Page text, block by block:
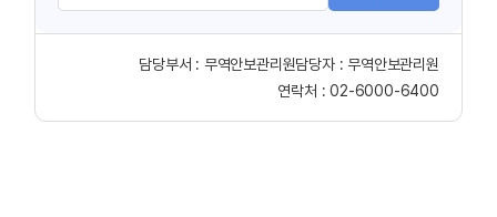
담당부서 : 무역안보관리원담당자 : 무역안보관리원
연락처 :02-6000-6400